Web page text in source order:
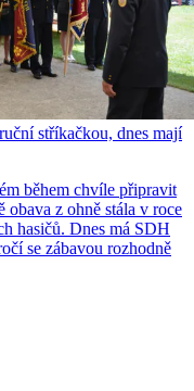
stříkačkou, dnes mají
během chvíle připravit
obava z ohně stála v roce
hasičů. Dnes má SDH
se zábavou rozhodně